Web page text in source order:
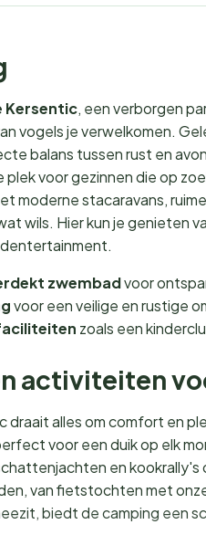
Kersentic, een verborgen
vogels je verwelkomen.
balans tussen rust en
voor gezinnen die op
moderne stacaravans,
wils. Hier kun je genieten
zwembadvoor
voor een veilige en rustige
zoals een
activiteiten
draait alles om comfort en
voor een duik op elk
en
van fietstochten met
biedt de camping een